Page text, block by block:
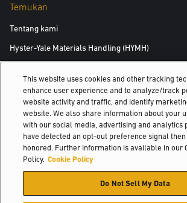
Temukan
Tentang kami
Hyster-Yale Materials Handling (HYMH)
Karier
Karier
© 2026 Hyster-Yale Materials Handling, Inc., all
Kebijakan Penggunaan yang
Persyaratan Penggunaan
Kebijakan Cookie
This website uses cookies and other tracking
enhance user experience and to analyze/track
website activity and traffic, and identify
website. We also share information about your
with our social media, advertising and analytics
have detected an opt-out preference signal
honored. Further information is available in our
Policy. Cookie Policy
Do Not Sell My Data